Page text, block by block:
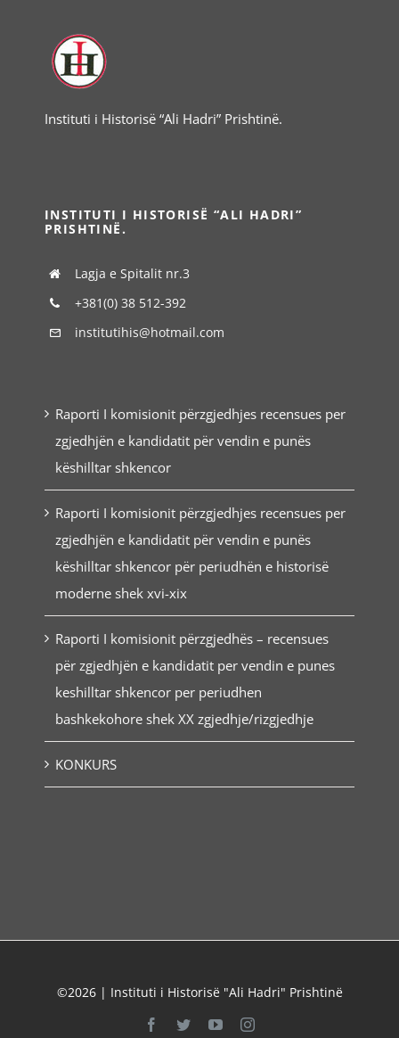
Instituti i Historisë “Ali Hadri” Prishtinë.
INSTITUTI I HISTORISË “ALI HADRI”
PRISHTINË.
Lagja e Spitalit nr.3
+381(0) 38 512-392
institutihis@hotmail.com
Raporti I komisionit përzgjedhjes recensues per
zgjedhjën e kandidatit për vendin e punës
këshilltar shkencor
Raporti I komisionit përzgjedhjes recensues per
zgjedhjën e kandidatit për vendin e punës
këshilltar shkencor për periudhën e historisë
moderne shek xvi-xix
Raporti I komisionit përzgjedhës – recensues
për zgjedhjën e kandidatit per vendin e punes
keshilltar shkencor per periudhen
bashkekohore shek XX zgjedhje/rizgjedhje
KONKURS
©2026 | Instituti i Historisë "Ali Hadri" Prishtinë